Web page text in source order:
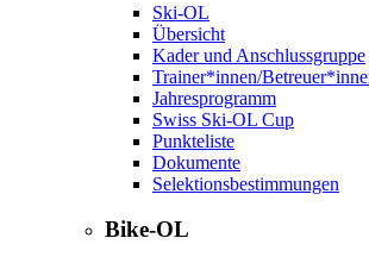
Ski-OL
Übersicht
Kader und Anschlussgruppe
Trainer*innen/
Jahresprogramm
Swiss Ski-OL Cup
Punkteliste
Dokumente
Selektionsbestimmungen
Bike-OL